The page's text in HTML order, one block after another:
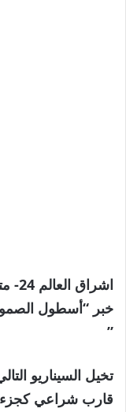
خبر “أسطول
”
تخيل السيناريو
قارب شراعي